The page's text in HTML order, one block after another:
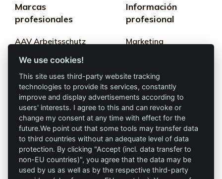
Marcas
profesionales
AAV Arbeitsschutz
Allprotec® Solo
trabaja seguro
Omniprotect –
Tienda Online
Información
profesional
Marketing
condiciones
Privacidad
Impresión
Contacto
info@die-schutzprofis.de
We use cookies!
This site uses third-party website tracking
technologies to provide its services, constantly
improve and display advertisements according to
users' interests. I agree to this and can revoke or
change my consent at any time with effect for the
future.We point out that some tools may transfer data
to third countries without an adequate level of data
protection. By clicking "Accept (incl. data transfer to
non-EU countries)", you agree that the data may be
used by us as well as by the respective third-party